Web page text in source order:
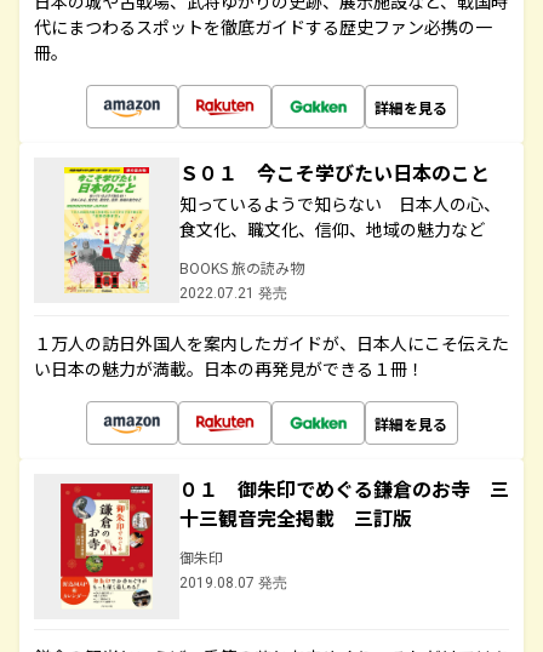
代にまつわるスポットを徹底ガイドする歴史ファン必携の一
冊。
詳細を見る
Ｓ０１ 今こそ学びたい日本のこと
知っているようで知らない 日本人の心、
食文化、職文化、信仰、地域の魅力など
BOOKS 旅の読み物
2022.07.21 発売
１万人の訪日外国人を案内したガイドが、日本人にこそ伝えた
い日本の魅力が満載。日本の再発見ができる１冊！
詳細を見る
０１ 御朱印でめぐる鎌倉のお寺 三
十三観音完全掲載 三訂版
御朱印
2019.08.07 発売